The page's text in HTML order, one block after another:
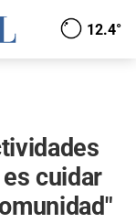
12.4°
cuidar